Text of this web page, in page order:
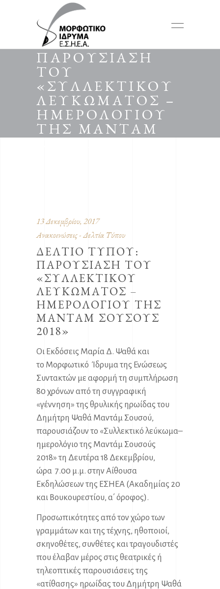
ΔΕΛΤΙΟ ΤΥΠΟΥ:
ΠΑΡΟΥΣΙΑΣΗ
ΤΟΥ
«ΣΥΛΛΕΚΤΙΚΟΥ
ΛΕΥΚΩΜΑΤΟΣ –
ΗΜΕΡΟΛΟΓΙΟΥ
ΤΗΣ ΜΑΝΤΑΜ
ΣΟΥΣΟΥΣ 2018»
13 Δεκεμβρίου, 2017
Ανακοινώσεις - Δελτία Τύπου
ΔΕΛΤΙΟ ΤΥΠΟΥ:
ΠΑΡΟΥΣΙΑΣΗ ΤΟΥ
«ΣΥΛΛΕΚΤΙΚΟΥ
ΛΕΥΚΩΜΑΤΟΣ –
ΗΜΕΡΟΛΟΓΙΟΥ ΤΗΣ
ΜΑΝΤΑΜ ΣΟΥΣΟΥΣ
2018»
Οι Εκδόσεις Μαρία Δ. Ψαθά και
το Μορφωτικό Ίδρυμα της Ενώσεως
Συντακτών με αφορμή τη συμπλήρωση
80 χρόνων από τη συγγραφική
«γέννηση» της θρυλικής ηρωίδας του
Δημήτρη Ψαθά Μαντάμ Σουσού,
παρουσιάζουν το «Συλλεκτικό λεύκωμα–
ημερολόγιο της Μαντάμ Σουσούς
2018» τη Δευτέρα 18 Δεκεμβρίου,
ώρα 7.00 μ.μ. στην Αίθουσα
Εκδηλώσεων της ΕΣΗΕΑ (Ακαδημίας 20
και Βουκουρεστίου, α΄ όροφος).
Προσωπικότητες από τον χώρο των
γραμμάτων και της τέχνης, ηθοποιοί,
σκηνοθέτες, συνθέτες και τραγουδιστές
που έλαβαν μέρος στις θεατρικές ή
τηλεοπτικές παρουσιάσεις της
«ατίθασης» ηρωίδας του Δημήτρη Ψαθά